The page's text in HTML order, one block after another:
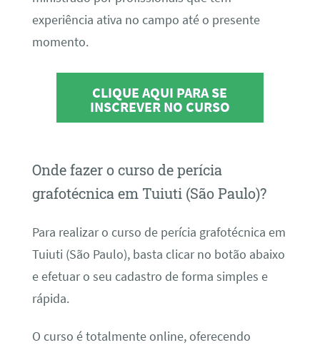
experiência ativa no campo até o presente
momento.
CLIQUE AQUI PARA SE
INSCREVER NO CURSO
Onde fazer o curso de perícia
grafotécnica em Tuiuti (São Paulo)?
Para realizar o curso de perícia grafotécnica em
Tuiuti (São Paulo), basta clicar no botão abaixo
e efetuar o seu cadastro de forma simples e
rápida.
O curso é totalmente online, oferecendo